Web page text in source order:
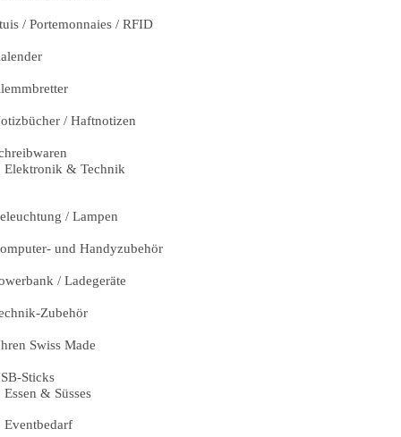
/ Portemonnaies / RFID
/ Haftnotizen
Elektronik & Technik
/ Lampen
und Handyzubehör
/ Ladegeräte
Zubehör
Swiss Made
Sticks
Essen & Süsses
Eventbedarf